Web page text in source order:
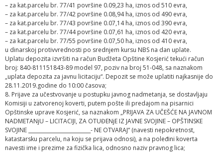
– za kat.parcelu br. 77/41 površine 0.09,23 ha, iznos od 510 evra,
– za kat.parcelu br. 77/42 površine 0.08,94 ha, iznos od 490 evra,
– za kat.parcelu br. 77/43 površine 0.07,14 ha, iznos od 390 evra,
– za kat.parcelu br. 77/44 površine 0.07,61 ha, iznos od 420 evra,
– za kat.parcelu br. 77/55 površine 0.07,50 ha, iznos od 410 evra,
u dinarskoj protivvrednosti po srednjem kursu NBS na dan uplate.
Uplatu depozita izvršiti na račun Budžeta Opštine Kosjerić tekući račun
broj: 840-811151843-89 model 97, poziv na broj 51-048, sa naznakom
„uplata depozita za javnu licitaciju“. Depozit se može uplatiti najkasnije do
28.11.2019.godine do 10:00 časova;
8. Prijave za učestvovanje u postupku javnog nadmetanja, se dostavljaju
Komisiji u zatvorenoj koverti, putem pošte ili predajom na pisarnici
Opštinske uprave Kosjerić, sa naznakom „PRIJAVA ZA UČEŠĆE NA JAVNOM
NADMETANjU – LICITACIJI, ZA OTUĐENjE IZ JAVNE SVOJINE – OPŠTINSKE
SVOJINE _________________________- NE OTVARAJ“ (navesti nepokretnost,
katastarsku parcelu, na koju se prijava odnosi), a na poleđini koverta
navesti ime i prezime za fizička lica, odnosno naziv pravnog lica;